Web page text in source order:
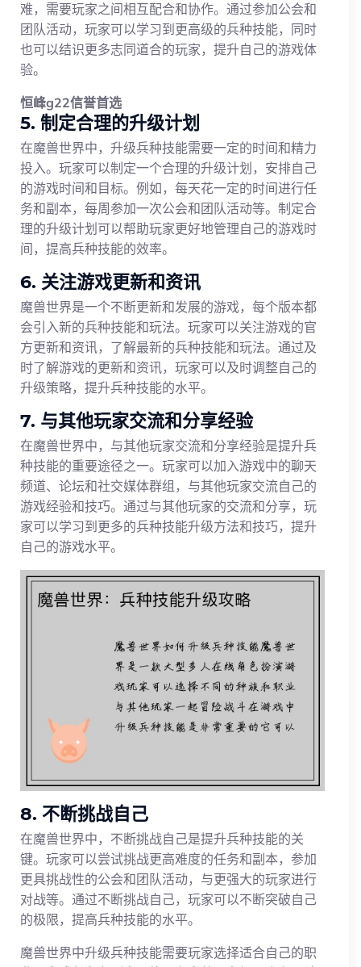
难，需要玩家之间相互配合和协作。通过参加公会和
团队活动，玩家可以学习到更高级的兵种技能，同时
也可以结识更多志同道合的玩家，提升自己的游戏体
验。
恒峰g22信誉首选
5. 制定合理的升级计划
在魔兽世界中，升级兵种技能需要一定的时间和精力
投入。玩家可以制定一个合理的升级计划，安排自己
的游戏时间和目标。例如，每天花一定的时间进行任
务和副本，每周参加一次公会和团队活动等。制定合
理的升级计划可以帮助玩家更好地管理自己的游戏时
间，提高兵种技能的效率。
6. 关注游戏更新和资讯
魔兽世界是一个不断更新和发展的游戏，每个版本都
会引入新的兵种技能和玩法。玩家可以关注游戏的官
方更新和资讯，了解最新的兵种技能和玩法。通过及
时了解游戏的更新和资讯，玩家可以及时调整自己的
升级策略，提升兵种技能的水平。
7. 与其他玩家交流和分享经验
在魔兽世界中，与其他玩家交流和分享经验是提升兵
种技能的重要途径之一。玩家可以加入游戏中的聊天
频道、论坛和社交媒体群组，与其他玩家交流自己的
游戏经验和技巧。通过与其他玩家的交流和分享，玩
家可以学习到更多的兵种技能升级方法和技巧，提升
自己的游戏水平。
8. 不断挑战自己
在魔兽世界中，不断挑战自己是提升兵种技能的关
键。玩家可以尝试挑战更高难度的任务和副本，参加
更具挑战性的公会和团队活动，与更强大的玩家进行
对战等。通过不断挑战自己，玩家可以不断突破自己
的极限，提高兵种技能的水平。
魔兽世界中升级兵种技能需要玩家选择适合自己的职